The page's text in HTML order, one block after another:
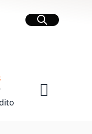
Buscar